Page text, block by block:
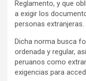
Reglamento, y que
a exigir los
personas extranjeras.
Dicha norma busca
ordenada y regular,
peruanos como
exigencias para